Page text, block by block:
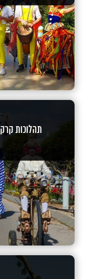
תהלוכות